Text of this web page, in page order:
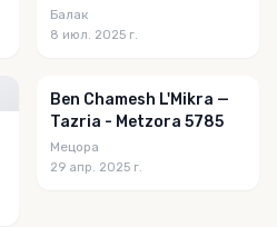
Балак
8 июл. 2025 г.
Ben Chamesh L'Mikra —
Tazria - Metzora 5785
Мецора
29 апр. 2025 г.